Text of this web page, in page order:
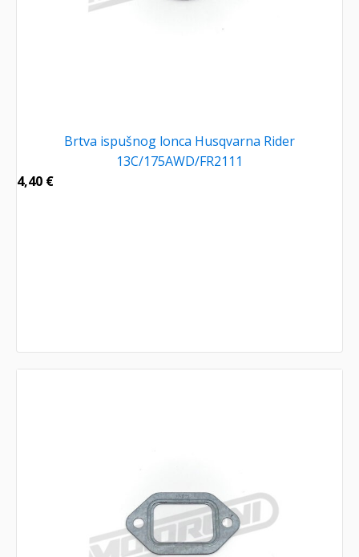
Brtva ispušnog lonca Husqvarna Rider
13C/175AWD/FR2111
4,40 €